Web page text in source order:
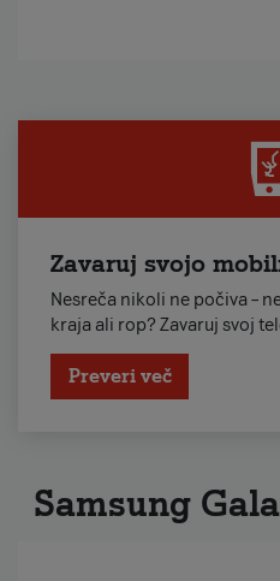
Zavaruj svojo
Nesreča nikoli ne počiva –
kraja ali rop? Zavaruj svoj
Preveri več
Samsung